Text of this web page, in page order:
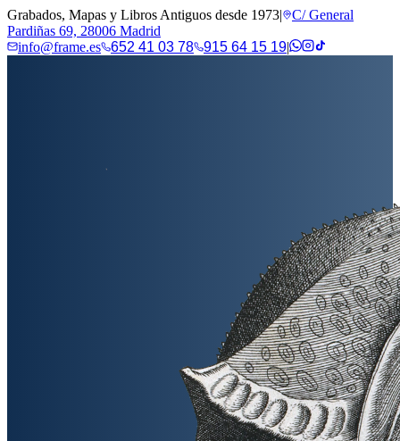
Grabados, Mapas y Libros Antiguos desde 1973|
C/ General
Pardiñas 69, 28006 Madrid
info@frame.es
652 41 03 78 915 64 15 19|